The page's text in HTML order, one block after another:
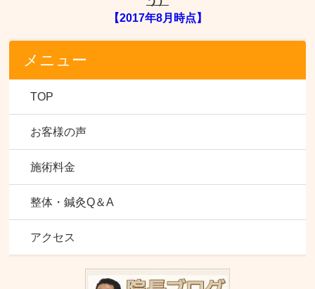
【2017年8月時点】
メニュー
TOP
お客様の声
施術料金
整体・鍼灸Q＆A
アクセス